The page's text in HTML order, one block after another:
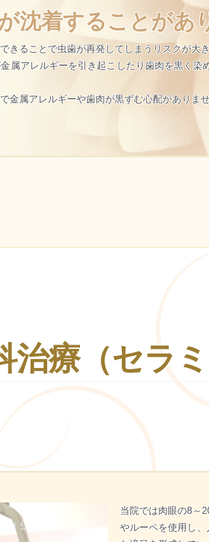
沈着することがあ
きることで虫歯が再発してしまうリスクが大き
属アレルギーを引き起こしたり歯肉を黒く染
金属アレルギーや歯肉が黒ずむ心配がありませ
治療（セラミ
当院では肉眼の8～
やルーペを使用し